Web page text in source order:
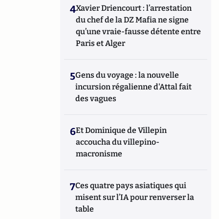
4Xavier Driencourt : l’arrestation
du chef de la DZ Mafia ne signe
qu’une vraie-fausse détente entre
Paris et Alger
5Gens du voyage : la nouvelle
incursion régalienne d'Attal fait
des vagues
6Et Dominique de Villepin
accoucha du villepino-
macronisme
7Ces quatre pays asiatiques qui
misent sur l’IA pour renverser la
table